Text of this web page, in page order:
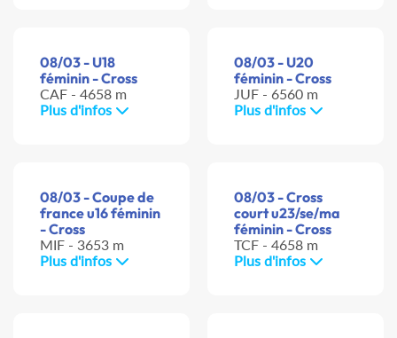
08/03 - U18
féminin - Cross
CAF - 4658 m
Plus d'infos
08/03 - U20
féminin - Cross
JUF - 6560 m
Plus d'infos
08/03 - Coupe de
france u16 féminin
- Cross
MIF - 3653 m
Plus d'infos
08/03 - Cross
court u23/se/ma
féminin - Cross
TCF - 4658 m
Plus d'infos